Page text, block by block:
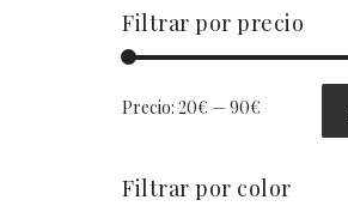
Filtrar por precio
Precio: 20€ —90€
Filtrar por color